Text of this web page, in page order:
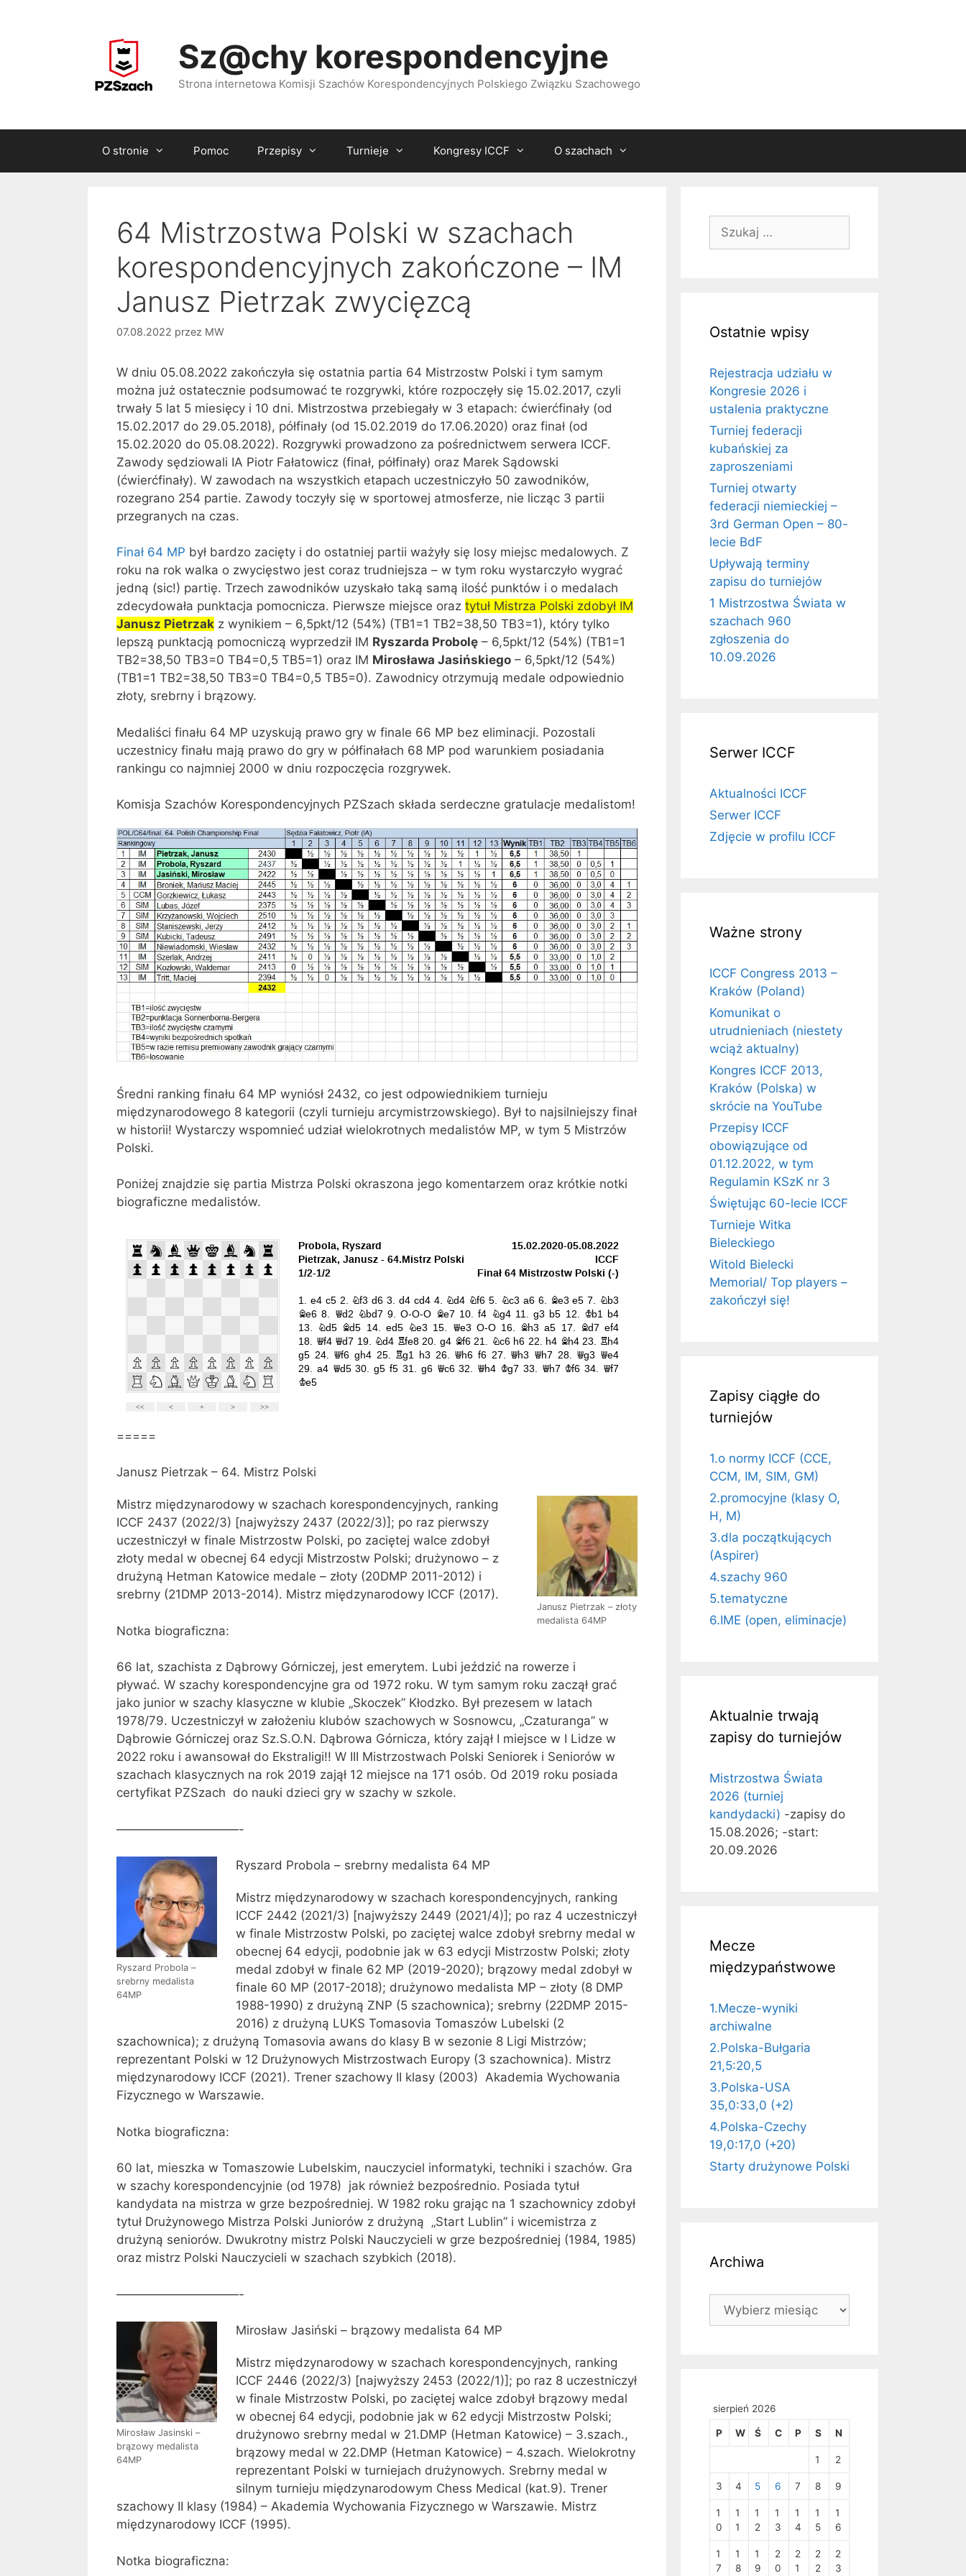
Sz@chy korespondencyjne
Strona internetowa Komisji Szachów Korespondencyjnych Polskiego Związku Szachowego
O stronie Pomoc Przepisy Turnieje Kongresy ICCF O szachach
64 Mistrzostwa Polski w szachach
korespondencyjnych zakończone – IM
Janusz Pietrzak zwycięzcą
07.08.2022 przez MW
W dniu 05.08.2022 zakończyła się ostatnia partia 64 Mistrzostw Polski i tym samym
można już ostatecznie podsumować te rozgrywki, które rozpoczęły się 15.02.2017, czyli
trwały 5 lat 5 miesięcy i 10 dni. Mistrzostwa przebiegały w 3 etapach: ćwierćfinały (od
15.02.2017 do 29.05.2018), półfinały (od 15.02.2019 do 17.06.2020) oraz finał (od
15.02.2020 do 05.08.2022). Rozgrywki prowadzono za pośrednictwem serwera ICCF.
Zawody sędziowali IA Piotr Fałatowicz (finał, półfinały) oraz Marek Sądowski
(ćwierćfinały). W zawodach na wszystkich etapach uczestniczyło 50 zawodników,
rozegrano 254 partie. Zawody toczyły się w sportowej atmosferze, nie licząc 3 partii
przegranych na czas.
Finał 64 MP był bardzo zacięty i do ostatniej partii ważyły się losy miejsc medalowych. Z
roku na rok walka o zwycięstwo jest coraz trudniejsza – w tym roku wystarczyło wygrać
jedną (sic!) partię. Trzech zawodników uzyskało taką samą ilość punktów i o medalach
zdecydowała punktacja pomocnicza. Pierwsze miejsce oraz tytuł Mistrza Polski zdobył IM
Janusz Pietrzak z wynikiem – 6,5pkt/12 (54%) (TB1=1 TB2=38,50 TB3=1), który tylko
lepszą punktacją pomocniczą wyprzedził IM Ryszarda Probolę – 6,5pkt/12 (54%) (TB1=1
TB2=38,50 TB3=0 TB4=0,5 TB5=1) oraz IM Mirosława Jasińskiego – 6,5pkt/12 (54%)
(TB1=1 TB2=38,50 TB3=0 TB4=0,5 TB5=0). Zawodnicy otrzymują medale odpowiednio
złoty, srebrny i brązowy.
Medaliści finału 64 MP uzyskują prawo gry w finale 66 MP bez eliminacji. Pozostali
uczestnicy finału mają prawo do gry w półfinałach 68 MP pod warunkiem posiadania
rankingu co najmniej 2000 w dniu rozpoczęcia rozgrywek.
Komisja Szachów Korespondencyjnych PZSzach składa serdeczne gratulacje medalistom!
Średni ranking finału 64 MP wyniósł 2432, co jest odpowiednikiem turnieju
międzynarodowego 8 kategorii (czyli turnieju arcymistrzowskiego). Był to najsilniejszy finał
w historii! Wystarczy wspomnieć udział wielokrotnych medalistów MP, w tym 5 Mistrzów
Polski.
Poniżej znajdzie się partia Mistrza Polski okraszona jego komentarzem oraz krótkie notki
biograficzne medalistów.
=====
Janusz Pietrzak – 64. Mistrz Polski
Janusz Pietrzak – złoty
medalista 64MP
Mistrz międzynarodowy w szachach korespondencyjnych, ranking
ICCF 2437 (2022/3) [najwyższy 2437 (2022/3)]; po raz pierwszy
uczestniczył w finale Mistrzostw Polski, po zaciętej walce zdobył
złoty medal w obecnej 64 edycji Mistrzostw Polski; drużynowo – z
drużyną Hetman Katowice medale – złoty (20DMP 2011-2012) i
srebrny (21DMP 2013-2014). Mistrz międzynarodowy ICCF (2017).
Notka biograficzna:
66 lat, szachista z Dąbrowy Górniczej, jest emerytem. Lubi jeździć na rowerze i
pływać. W szachy korespondencyjne gra od 1972 roku. W tym samym roku zaczął grać
jako junior w szachy klasyczne w klubie „Skoczek” Kłodzko. Był prezesem w latach
1978/79. Uczestniczył w założeniu klubów szachowych w Sosnowcu, „Czaturanga” w
Dąbrowie Górniczej oraz Sz.S.O.N. Dąbrowa Górnicza, który zajął I miejsce w I Lidze w
2022 roku i awansował do Ekstraligi!! W III Mistrzostwach Polski Seniorek i Seniorów w
szachach klasycznych na rok 2019 zajął 12 miejsce na 171 osób. Od 2019 roku posiada
certyfikat PZSzach do nauki dzieci gry w szachy w szkole.
——————————-
Ryszard Probola –
srebrny medalista
64MP
Ryszard Probola – srebrny medalista 64 MP
Mistrz międzynarodowy w szachach korespondencyjnych, ranking
ICCF 2442 (2021/3) [najwyższy 2449 (2021/4)]; po raz 4 uczestniczył
w finale Mistrzostw Polski, po zaciętej walce zdobył srebrny medal w
obecnej 64 edycji, podobnie jak w 63 edycji Mistrzostw Polski; złoty
medal zdobył w finale 62 MP (2019-2020); brązowy medal zdobył w
finale 60 MP (2017-2018); drużynowo medalista MP – złoty (8 DMP
1988-1990) z drużyną ZNP (5 szachownica); srebrny (22DMP 2015-
2016) z drużyną LUKS Tomasovia Tomaszów Lubelski (2
szachownica); z drużyną Tomasovia awans do klasy B w sezonie 8 Ligi Mistrzów;
reprezentant Polski w 12 Drużynowych Mistrzostwach Europy (3 szachownica). Mistrz
międzynarodowy ICCF (2021). Trener szachowy II klasy (2003) Akademia Wychowania
Fizycznego w Warszawie.
Notka biograficzna:
60 lat, mieszka w Tomaszowie Lubelskim, nauczyciel informatyki, techniki i szachów. Gra
w szachy korespondencyjnie (od 1978) jak również bezpośrednio. Posiada tytuł
kandydata na mistrza w grze bezpośredniej. W 1982 roku grając na 1 szachownicy zdobył
tytuł Drużynowego Mistrza Polski Juniorów z drużyną „Start Lublin” i wicemistrza z
drużyną seniorów. Dwukrotny mistrz Polski Nauczycieli w grze bezpośredniej (1984, 1985)
oraz mistrz Polski Nauczycieli w szachach szybkich (2018).
——————————-
Mirosław Jasinski –
brązowy medalista
64MP
Mirosław Jasiński – brązowy medalista 64 MP
Mistrz międzynarodowy w szachach korespondencyjnych, ranking
ICCF 2446 (2022/3) [najwyższy 2453 (2022/1)]; po raz 8 uczestniczył
w finale Mistrzostw Polski, po zaciętej walce zdobył brązowy medal
w obecnej 64 edycji, podobnie jak w 62 edycji Mistrzostw Polski;
drużynowo srebrny medal w 21.DMP (Hetman Katowice) – 3.szach.,
brązowy medal w 22.DMP (Hetman Katowice) – 4.szach. Wielokrotny
reprezentant Polski w turniejach drużynowych. Srebrny medal w
silnym turnieju międzynarodowym Chess Medical (kat.9). Trener
szachowy II klasy (1984) – Akademia Wychowania Fizycznego w Warszawie. Mistrz
międzynarodowy ICCF (1995).
Notka biograficzna:
Ostatnie wpisy
Rejestracja udziału w
Kongresie 2026 i
ustalenia praktyczne
Turniej federacji
kubańskiej za
zaproszeniami
Turniej otwarty
federacji niemieckiej –
3rd German Open – 80-
lecie BdF
Upływają terminy
zapisu do turniejów
1 Mistrzostwa Świata w
szachach 960
zgłoszenia do
10.09.2026
Serwer ICCF
Aktualności ICCF
Serwer ICCF
Zdjęcie w profilu ICCF
Ważne strony
ICCF Congress 2013 –
Kraków (Poland)
Komunikat o
utrudnieniach (niestety
wciąż aktualny)
Kongres ICCF 2013,
Kraków (Polska) w
skrócie na YouTube
Przepisy ICCF
obowiązujące od
01.12.2022, w tym
Regulamin KSzK nr 3
Świętując 60-lecie ICCF
Turnieje Witka
Bieleckiego
Witold Bielecki
Memorial/ Top players –
zakończył się!
Zapisy ciągłe do
turniejów
1.o normy ICCF (CCE,
CCM, IM, SIM, GM)
2.promocyjne (klasy O,
H, M)
3.dla początkujących
(Aspirer)
4.szachy 960
5.tematyczne
6.IME (open, eliminacje)
Aktualnie trwają
zapisy do turniejów
Mistrzostwa Świata
2026 (turniej
kandydacki) -zapisy do
15.08.2026; -start:
20.09.2026
Mecze
międzypaństwowe
1.Mecze-wyniki
archiwalne
2.Polska-Bułgaria
21,5:20,5
3.Polska-USA
35,0:33,0 (+2)
4.Polska-Czechy
19,0:17,0 (+20)
Starty drużynowe Polski
Archiwa
Archiwa
sierpień 2026
P W Ś C P S N
1 2
3 4 5 6 7 8 9
1
0
1
1
1
2
1
3
1
4
1
5
1
6
1
7
1
8
1
9
2
0
2
1
2
2
2
3